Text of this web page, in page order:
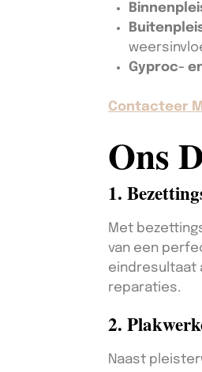
Gyproc-
Contacteer
Ons
1.
Met
van een
eindresultaat
reparaties.
2.
Naast